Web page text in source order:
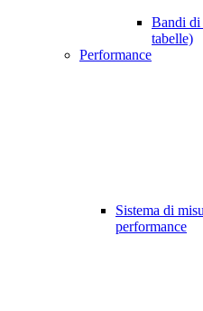
Bandi di
tabelle)
Performance
Sistema di
performance